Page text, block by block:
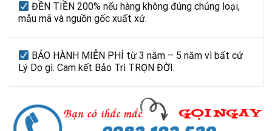
ĐỀN TIỀN 200% nếu hàng không đúng chủng loại,
mẫu mã và nguồn gốc xuất xứ.
BẢO HÀNH MIỄN PHÍ từ 3 năm – 5 năm vì bất cứ
Lý Do gì. Cam kết Bảo Trì TRỌN ĐỜI.